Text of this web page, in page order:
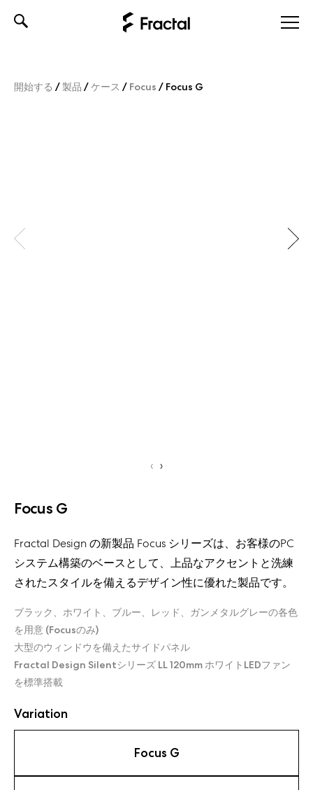
開始する /製品 /ケース / Focus / Focus G
‹ ›
Focus G
Fractal Design の新製品 Focus シリーズは、お客様のPC
システム構築のベースとして、上品なアクセントと洗練
されたスタイルを備えるデザイン性に優れた製品です。
ブラック、ホワイト、ブルー、レッド、ガンメタルグレーの各色
を用意 (Focusのみ)
大型のウィンドウを備えたサイドパネル
Fractal Design Silentシリーズ LL 120mm ホワイトLEDファン
を標準搭載
Variation
Focus G